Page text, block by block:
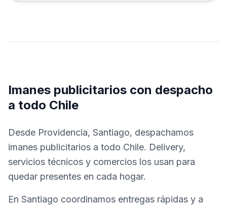
Imanes publicitarios con despacho
a todo Chile
Desde Providencia, Santiago, despachamos
imanes publicitarios a todo Chile. Delivery,
servicios técnicos y comercios los usan para
quedar presentes en cada hogar.
En Santiago coordinamos entregas rápidas y a